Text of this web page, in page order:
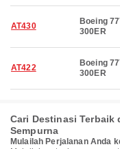
AT430
Boeing
300ER
AT422
Boeing
300ER
Cari Destinasi Terbaik
Sempurna
Mulailah Perjalanan Anda